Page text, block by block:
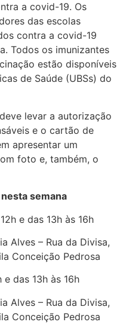
a covid-19. Os
das escolas
contra a covid-19
Todos os imunizantes
estão disponíveis
de Saúde (UBSs) do
levar a autorização
e o cartão de
apresentar um
foto e, também, o
semana
e das 13h às 16h
Alves – Rua da Divisa,
Conceição Pedrosa
das 13h às 16h
Alves – Rua da Divisa,
Conceição Pedrosa